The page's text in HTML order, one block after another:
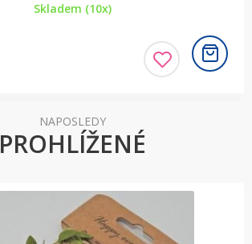
Skladem (10x)
NAPOSLEDY
PROHLÍŽENÉ